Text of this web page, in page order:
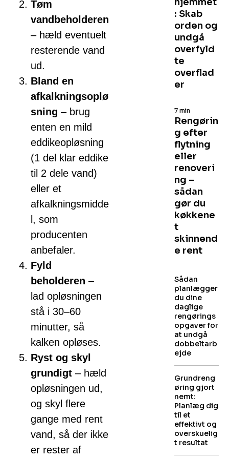
Tøm
vandbeholderen
– hæld eventuelt
resterende vand
ud.
Bland en
afkalkningsoplø
sning – brug
enten en mild
eddikeopløsning
(1 del klar eddike
til 2 dele vand)
eller et
afkalkningsmidde
l, som
producenten
anbefaler.
Fyld
beholderen –
lad opløsningen
stå i 30–60
minutter, så
kalken opløses.
Ryst og skyl
grundigt – hæld
opløsningen ud,
og skyl flere
gange med rent
vand, så der ikke
er rester af
: Skab
orden og
undgå
overfyld
te
overflad
er
Rengørin
g efter
flytning
eller
renoveri
ng –
sådan
gør du
køkkene
t
skinnend
e rent
7 min
Sådan
planlægger
du dine
daglige
rengørings
opgaver for
at undgå
dobbeltarb
ejde
Grundreng
øring gjort
nemt:
Planlæg dig
til et
effektivt og
overskuelig
t resultat